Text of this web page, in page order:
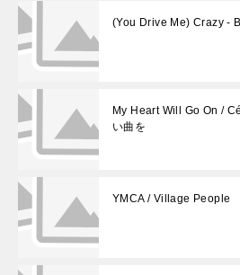
(You Drive Me) Crazy -
My Heart Will Go On /
い曲を
YMCA / Village People